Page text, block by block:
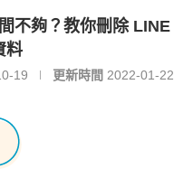
不夠？教你刪除 LINE
料
19 更新時間 2022-01-22